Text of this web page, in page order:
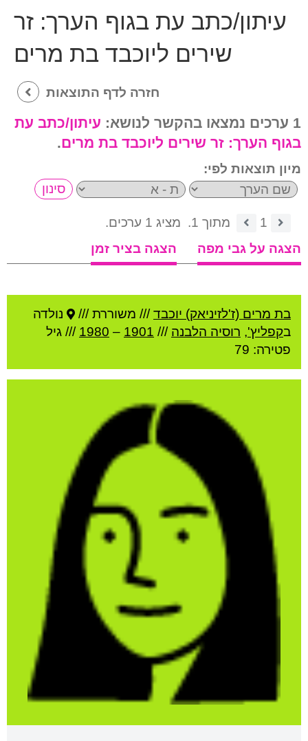
עיתון/כתב עת בגוף הערך: זר
שירים ליוכבד בת מרים
חזרה לדף התוצאות
1 ערכים נמצאו בהקשר לנושא:
עיתון/כתב עת
בגוף הערך: זר שירים ליוכבד בת מרים.
מיון תוצאות לפי:
1 מתוך 1.
מציג 1 ערכים.
הצגה על גבי מפה
הצגה בציר זמן
בת מרים (ז'לזיניאק) יוכבד/// משוררת ///
נולדה
בקפליץ', רוסיה הלבנה ///
1901
–
1980 /// גיל
פטירה: 79